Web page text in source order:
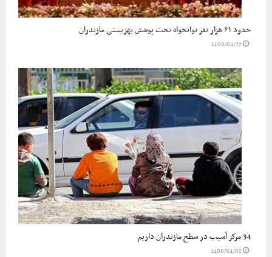
حدود ۶۱ هزار نفر توانخواه تحت پوشش بهزیستی مازندران
1400/04/27
34 مرکز آسیب در سطح مازندران داریم
1400/04/08